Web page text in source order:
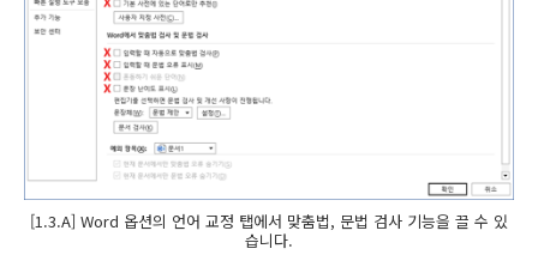
[1.3.A] Word 옵션의 언어 교정 탭에서 맞춤법, 문법 검사 기능을 끌 수 있
습니다.